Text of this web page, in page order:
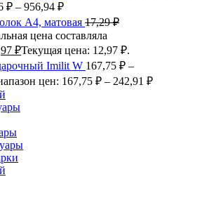
₽ – 956,94 ₽
А4, матовая 17,29₽
цена составляла
₽Текущая цена: 12,97 ₽.
Imilit W 167,75 ₽ –
цен: 167,75 ₽ – 242,91 ₽